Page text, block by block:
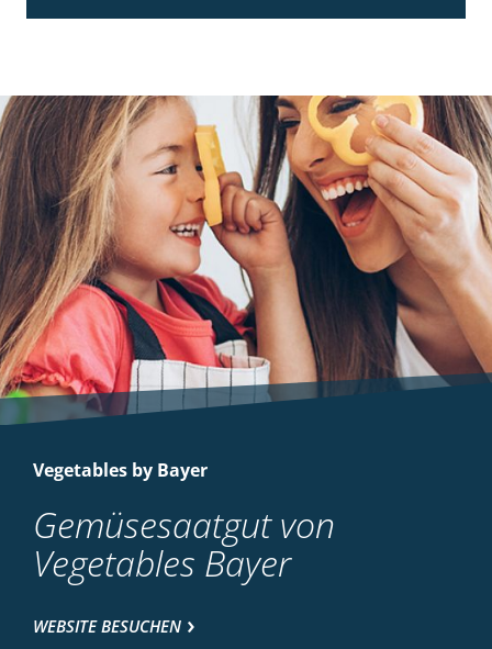
Vegetables by Bayer
Gemüsesaatgut von
Vegetables Bayer
WEBSITE BESUCHEN